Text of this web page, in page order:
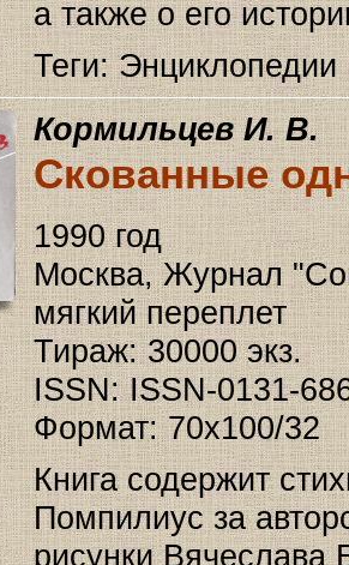
а также о его
Теги: Энциклопедии
Кормильцев И. В.
Скованные
1990 год
Москва, Журнал
мягкий переплет
Тираж: 30000 экз.
ISSN: ISSN-0131-
Формат: 70x100/32
Книга содержит
Помпилиус за
рисунки Вячеслава